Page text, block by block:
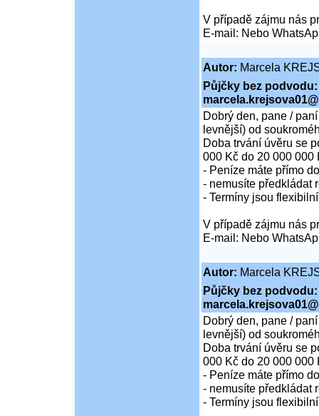
V případě zájmu nás
E-mail: Nebo
Autor: Marcela
Půjčky bez podvodu:
Dobrý den, pane /
levnější) od
Doba trvání úvěru se
000 Kč do 20 000 000
- Peníze máte přímo
- nemusíte předkládat
- Termíny jsou
V případě zájmu nás
E-mail: Nebo
Autor: Marcela
Půjčky bez podvodu:
Dobrý den, pane /
levnější) od
Doba trvání úvěru se
000 Kč do 20 000 000
- Peníze máte přímo
- nemusíte předkládat
- Termíny jsou